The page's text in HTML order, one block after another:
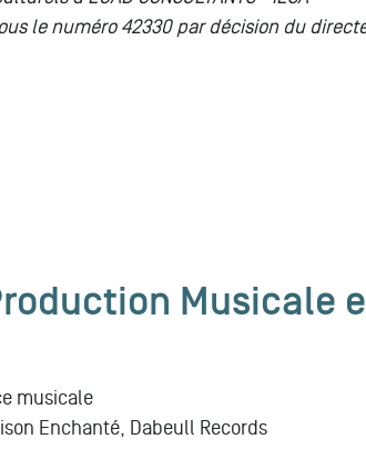
le numéro 42330 par décision du
Musicale
musicale
Enchanté, Dabeull Records